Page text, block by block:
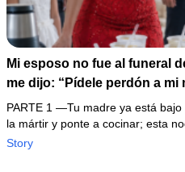
Mi esposo no fue al funeral
me dijo: “Pídele perdón a mi
No discutí; acomodé 24
maleta y abrí la fonda que
abogado revisó los papeles
PARTE 1 —Tu madre ya está
la mártir y ponte a cocinar; esta
Story